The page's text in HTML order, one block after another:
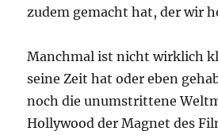
zudem gemacht hat, der wir
Manchmal ist nicht wirklich
seine Zeit hat oder eben
noch die unumstrittene
Hollywood der Magnet des